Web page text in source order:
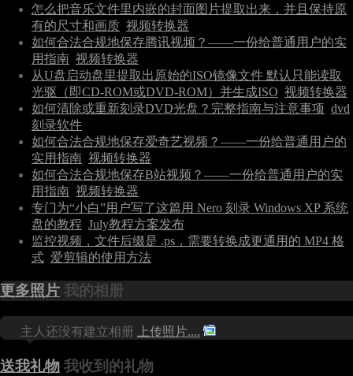
怎么把音乐文件里内嵌的封面图片提取出来，并且保持原
有的尺寸和画质 视频转换器
如何合法合规地保存腾讯视频？——一份给普通用户的实
用指南 视频转换器
从U盘启动盘里提取出原始的ISO镜像文件 默认只能读取
光驱（即CD-ROM或DVD-ROM）并生成ISO 视频转换器
如何清除或重新刻录DVD光盘？完整指南与注意事项 dvd
刻录软件
如何合法合规地保存爱奇艺视频？——一份给普通用户的
实用指南 视频转换器
如何合法合规地保存B站视频？——一份给普通用户的实
用指南 视频转换器
专门为“小白”用户写了这篇用 Nero 刻录 Windows XP 系统
盘的教程 July教程方案发布
监控视频，文件后缀是 .ps，需要转换成更通用的 MP4 格
式 爱剪辑的使用方法
更多照片 我的相册
主人还没有建立相册 上传照片....
送我礼物 我收到的礼物